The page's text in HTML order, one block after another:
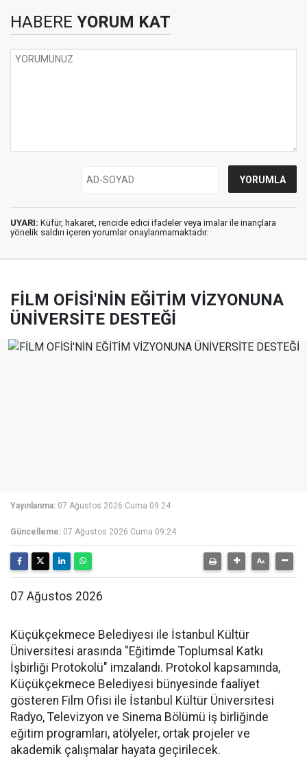
HABERE YORUM KAT
UYARI: Küfür, hakaret, rencide edici ifadeler veya imalar ile inançlara
yönelik saldırı içeren yorumlar onaylanmamaktadır.
FİLM OFİSİ'NİN EĞİTİM VİZYONUNA
ÜNİVERSİTE DESTEĞİ
Yayınlanma: 07 Ağustos 2026 Cuma 09:24
Güncelleme: 07 Ağustos 2026 Cuma 09:24
07 Ağustos 2026
Küçükçekmece Belediyesi ile İstanbul Kültür
Üniversitesi arasında "Eğitimde Toplumsal Katkı
İşbirliği Protokolü" imzalandı. Protokol kapsamında,
Küçükçekmece Belediyesi bünyesinde faaliyet
gösteren Film Ofisi ile İstanbul Kültür Üniversitesi
Radyo, Televizyon ve Sinema Bölümü iş birliğinde
eğitim programları, atölyeler, ortak projeler ve
akademik çalışmalar hayata geçirilecek.